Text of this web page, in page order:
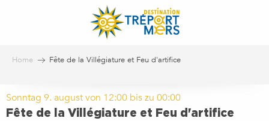
Home Fête de la Villégiature et Feu d'artifice
Sonntag 9. august von 12:00 bis zu 00:00
Fête de la Villégiature et Feu d'artifice